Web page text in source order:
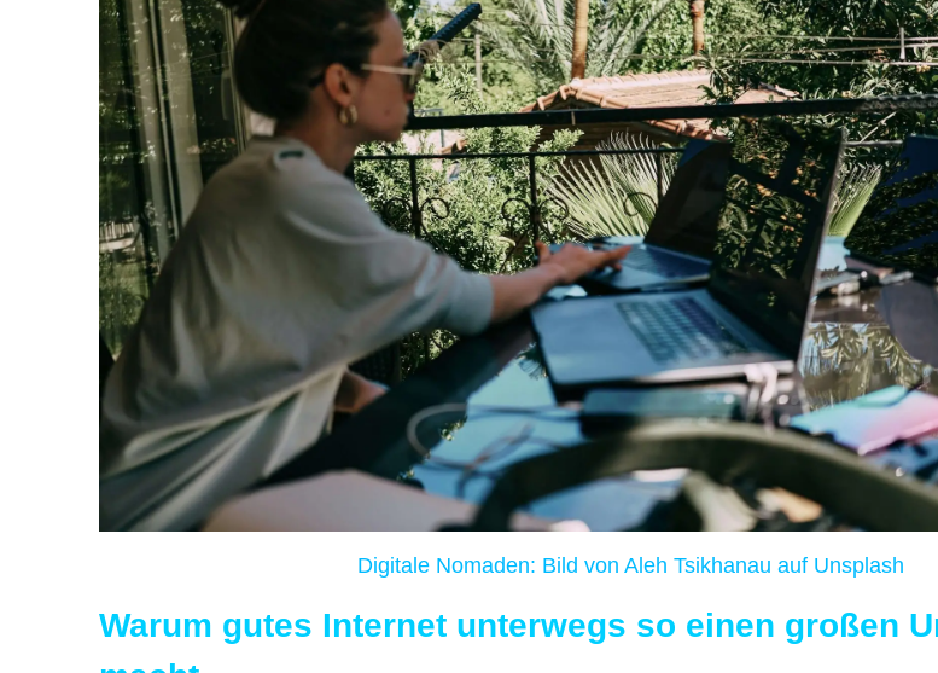
Digitale Nomaden: Bild von Aleh Tsikhanau auf Unsplash
Warum gutes Internet unterwegs so einen großen